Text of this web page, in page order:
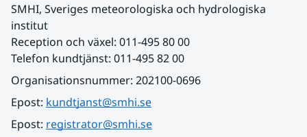
SMHI, Sveriges meteorologiska och hydrologiska
institut
Reception och växel: 011-495 80 00
Telefon kundtjänst: 011-495 82 00
Organisationsnummer: 202100-0696
Epost: kundtjanst@smhi.se
Epost: registrator@smhi.se